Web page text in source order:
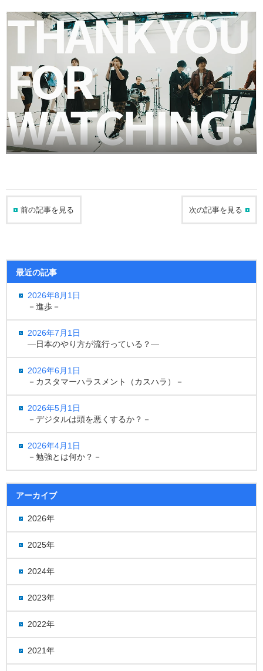
前の記事を見る 次の記事を見る
最近の記事
2026年8月1日
－進歩－
2026年7月1日
―日本のやり方が流行っている？―
2026年6月1日
－カスタマーハラスメント（カスハラ）－
2026年5月1日
－デジタルは頭を悪くするか？－
2026年4月1日
－勉強とは何か？－
アーカイブ
2026年
2025年
2024年
2023年
2022年
2021年